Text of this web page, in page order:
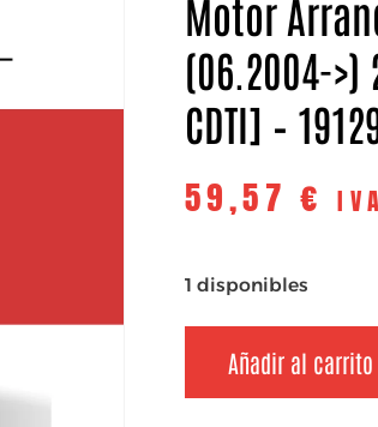
Motor
(06.2004->)
CDTI] –
59,57€
1 disponibles
Añadir al carrito